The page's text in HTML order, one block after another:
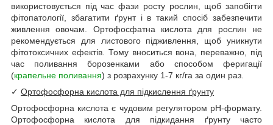
використовується під час фази росту рослин, щоб запобігти
фітопатології, збагатити ґрунт і в такий спосіб забезпечити
живлення овочам. Ортофосфатна кислота для рослин не
рекомендується для листового підживлення, щоб уникнути
фітотоксичних ефектів. Тому вноситься вона, переважно, під
час поливання борозенками або способом феригації
(крапельне поливання) з розрахунку 1-7 кг/га за один раз.
✓ Ортофосфорна кислота для підкислення ґрунту
Ортофосфорна кислота є чудовим регулятором pH-формату.
Ортофосфорна кислота для підкидання ґрунту часто